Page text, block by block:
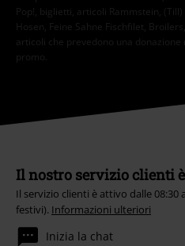
Pop!, biglietti, articoli Rammstein,
Hosen, Feine Sahne Fischfilet,
articoli che prevedono una donazione
promo.
Il nostro servizio clienti
Il servizio clienti è attivo dalle 08:30
festivi). Informazioni ulteriori
Inizia la chat